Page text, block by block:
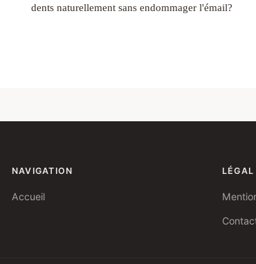
dents naturellement sans endommager l'émail?
NAVIGATION
Accueil
LÉGAL